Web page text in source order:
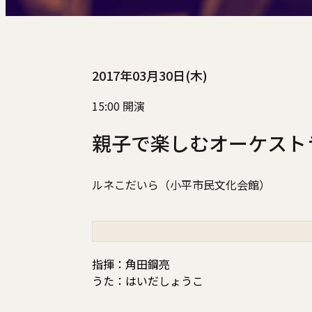
2017年03月30日(木)
15:00 開演
親子で楽しむオーケスト
ルネこだいら（小平市民文化会館）
指揮：角田鋼亮
うた：はいだしょうこ